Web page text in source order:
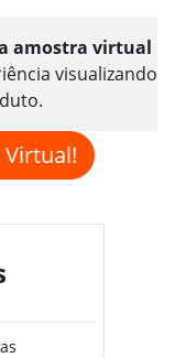
amostra virtual
visualizando